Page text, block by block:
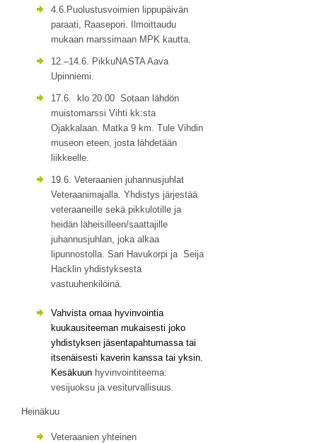
4.6.Puolustusvoimien lippupäivän
paraati, Raasepori. Ilmoittaudu
mukaan marssimaan MPK kautta.
12.–14.6. PikkuNASTA Aava
Upinniemi.
17.6. klo 20.00 Sotaan lähdön
muistomarssi Vihti kk:sta
Ojakkalaan. Matka 9 km. Tule Vihdin
museon eteen, josta lähdetään
liikkeelle.
19.6. Veteraanien juhannusjuhlat
Veteraanimajalla. Yhdistys järjestää
veteraaneille sekä pikkulotille ja
heidän läheisilleen/saattajille
juhannusjuhlan, joka alkaa
lipunnostolla. Sari Havukorpi ja Seija
Hacklin yhdistyksestä
vastuuhenkilöinä.
Vahvista omaa hyvinvointia
kuukausiteeman mukaisesti joko
yhdistyksen jäsentapahtumassa tai
itsenäisesti kaverin kanssa tai yksin.
Kesäkuun hyvinvointiteema:
vesijuoksu ja vesiturvallisuus.
Heinäkuu
Veteraanien yhteinen